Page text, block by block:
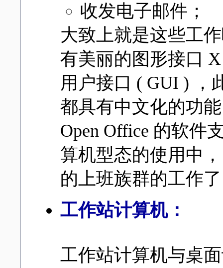
收发电子邮件；
大致上就是这些工
有美丽的图形接口
用户接口 ( GUI ) ，
都具有中文化的功
Open Office 的软件
算机型态的使用中
的上班族群的工作
工作站计算机：
工作站计算机与桌